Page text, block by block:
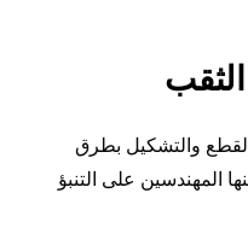
والتشكيل بطرق
المهندسين على التنبؤ